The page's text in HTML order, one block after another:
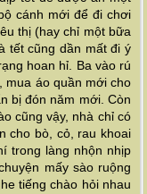
cánh mới để đi chơi
thị (hay chỉ một bữa
tết cũng dần mất đi ý
hoan hỉ. Ba vào rú
mua áo quần mới cho
bị đón năm mới. Còn
cũng vậy, nhà chỉ có
cho bò, cỏ, rau khoai
trong làng nhộn nhịp
mấy sào ruộng
tiếng chào hỏi nhau